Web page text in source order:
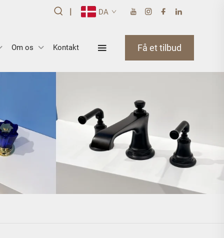
| DA
Om os Kontakt Få et tilbud